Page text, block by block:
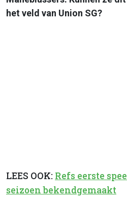
het veld van Union SG?
LEES OOK: Refs eerste
seizoen bekendgemaakt